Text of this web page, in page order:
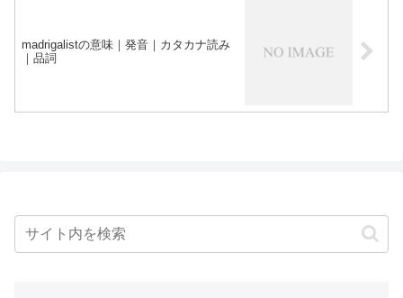
madrigalistの意味｜発音｜カタカナ読み
｜品詞